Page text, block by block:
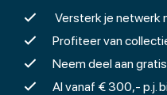
Versterk je netwerk
Profiteer van
Neem deel aan
Al vanaf € 300,- p.j.